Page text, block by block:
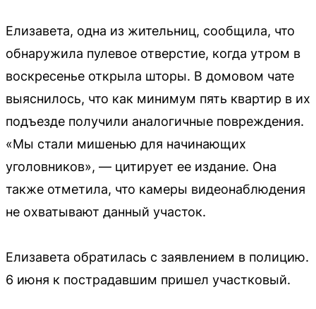
Елизавета, одна из жительниц, сообщила, что
обнаружила пулевое отверстие, когда утром в
воскресенье открыла шторы. В домовом чате
выяснилось, что как минимум пять квартир в их
подъезде получили аналогичные повреждения.
«Мы стали мишенью для начинающих
уголовников», — цитирует ее издание. Она
также отметила, что камеры видеонаблюдения
не охватывают данный участок.
Елизавета обратилась с заявлением в полицию.
6 июня к пострадавшим пришел участковый.